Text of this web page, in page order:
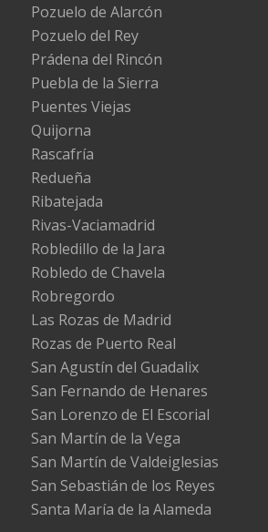
Pozuelo de Alarcón
Pozuelo del Rey
Prádena del Rincón
Puebla de la Sierra
Puentes Viejas
Quijorna
Rascafría
Redueña
Ribatejada
Rivas-Vaciamadrid
Robledillo de la Jara
Robledo de Chavela
Robregordo
Las Rozas de Madrid
Rozas de Puerto Real
San Agustín del Guadalix
San Fernando de Henares
San Lorenzo de El Escorial
San Martín de la Vega
San Martín de Valdeiglesias
San Sebastián de los Reyes
Santa María de la Alameda